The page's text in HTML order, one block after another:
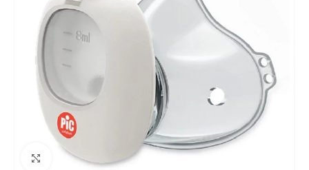
Spustelėkite, kad padidintumėte